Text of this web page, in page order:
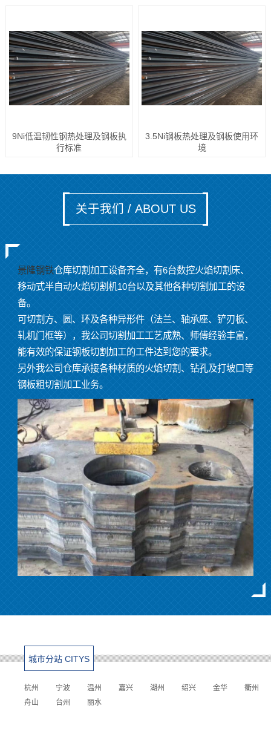
9Ni低温韧性钢热处理及钢板执
行标准
3.5Ni钢板热处理及钢板使用环
境
关于我们 / ABOUT US
景隆钢铁仓库切割加工设备齐全，有6台数控火焰切割床、
移动式半自动火焰切割机10台以及其他各种切割加工的设
备。
可切割方、圆、环及各种异形件（法兰、轴承座、铲刃板、
轧机门框等），我公司切割加工工艺成熟、师傅经验丰富，
能有效的保证钢板切割加工的工件达到您的要求。
另外我公司仓库承接各种材质的火焰切割、钻孔及打坡口等
钢板粗切割加工业务。
城市分站 CITYS
杭州 宁波 温州 嘉兴 湖州 绍兴 金华
衢州
舟山
台州 丽水